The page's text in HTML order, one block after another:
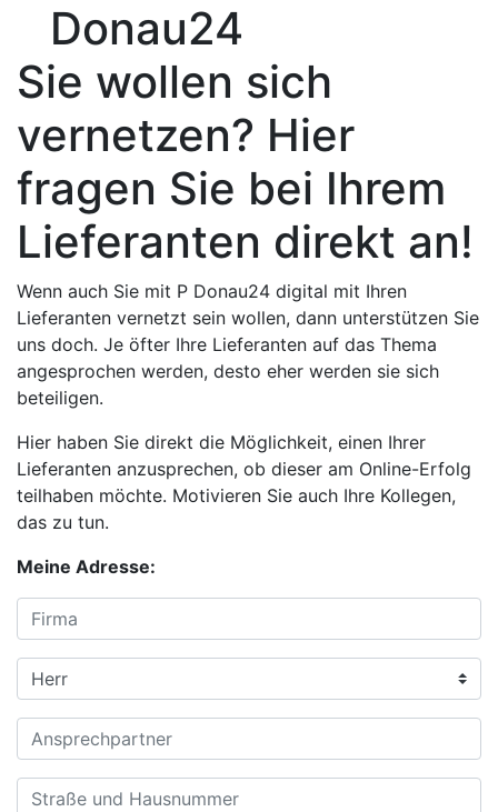
Donau24
Sie wollen sich
vernetzen? Hier
fragen Sie bei Ihrem
Lieferanten direkt an!
Wenn auch Sie mit P Donau24 digital mit Ihren
Lieferanten vernetzt sein wollen, dann unterstützen Sie
uns doch. Je öfter Ihre Lieferanten auf das Thema
angesprochen werden, desto eher werden sie sich
beteiligen.
Hier haben Sie direkt die Möglichkeit, einen Ihrer
Lieferanten anzusprechen, ob dieser am Online-Erfolg
teilhaben möchte. Motivieren Sie auch Ihre Kollegen,
das zu tun.
Meine Adresse: